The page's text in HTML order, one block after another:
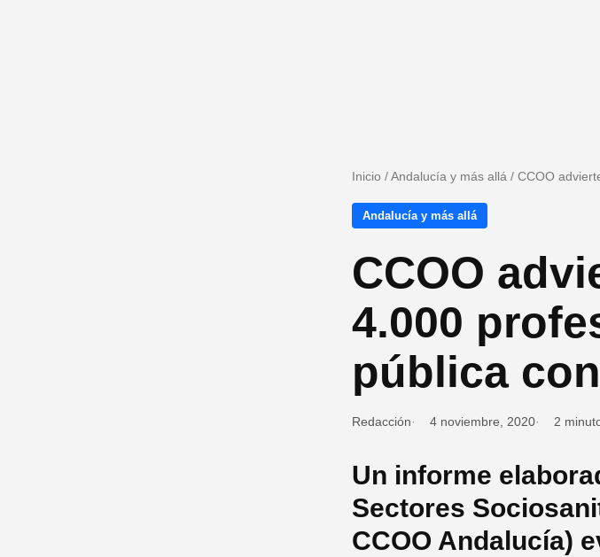
Inicio /Andalucía y más allá / CCOO
Andalucía y más allá
CCOO
4.000
pública
Redacción 4 noviembre, 2020 2
Un informe
Sectores
CCOO Andalucía)